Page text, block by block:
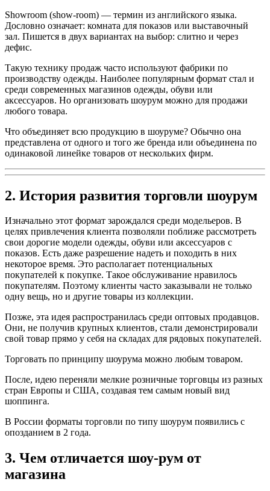
Showroom (show-room) — термин из английского языка.
Дословно означает: комната для показов или выставочный
зал. Пишется в двух вариантах на выбор: слитно и через
дефис.
Такую технику продаж часто используют фабрики по
производству одежды. Наиболее популярным формат стал и
среди современных магазинов одежды, обуви или
аксессуаров. Но организовать шоурум можно для продажи
любого товара.
Что объединяет всю продукцию в шоуруме? Обычно она
представлена от одного и того же бренда или объединена по
одинаковой линейке товаров от нескольких фирм.
2. История развития торговли шоурум
Изначально этот формат зарождался среди модельеров. В
целях привлечения клиента позволяли поближе рассмотреть
свои дорогие модели одежды, обуви или аксессуаров с
показов. Есть даже разрешение надеть и походить в них
некоторое время. Это располагает потенциальных
покупателей к покупке. Такое обслуживание нравилось
покупателям. Поэтому клиенты часто заказывали не только
одну вещь, но и другие товары из коллекции.
Позже, эта идея распространилась среди оптовых продавцов.
Они, не получив крупных клиентов, стали демонстрировали
свой товар прямо у себя на складах для рядовых покупателей.
Торговать по принципу шоурума можно любым товаром.
После, идею переняли мелкие розничные торговцы из разных
стран Европы и США, создавая тем самым новый вид
шоппинга.
В России форматы торговли по типу шоурум появились с
опозданием в 2 года.
3. Чем отличается шоу-рум от
магазина